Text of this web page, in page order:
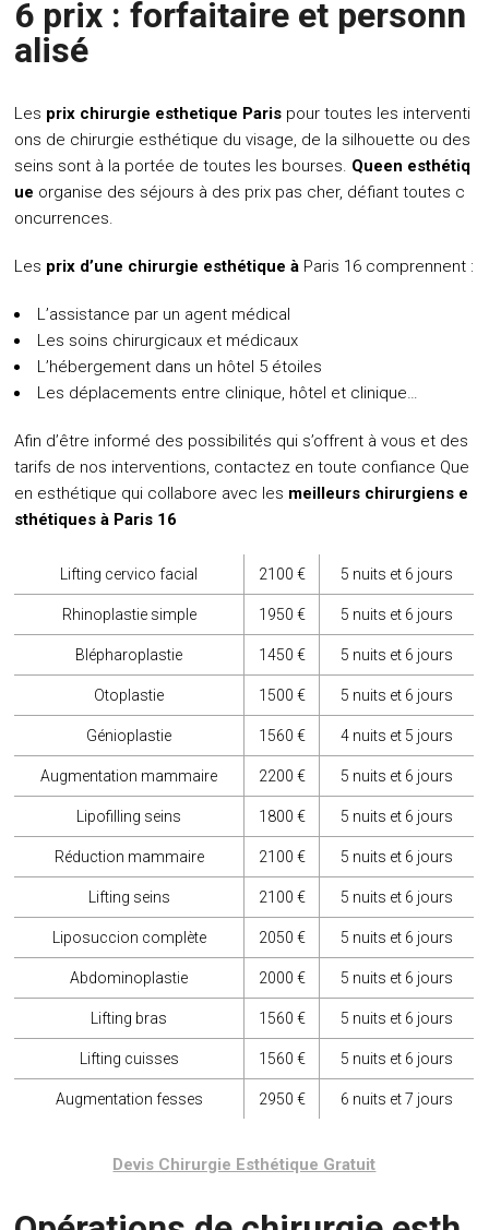
6 prix : forfaitaire et personn
alisé
Les prix chirurgie esthetique Paris pour toutes les interventi
ons de chirurgie esthétique du visage, de la silhouette ou des
seins sont à la portée de toutes les bourses. Queen esthétiq
ue organise des séjours à des prix pas cher, défiant toutes c
oncurrences.
Les prix d’une chirurgie esthétique à Paris 16 comprennent :
L’assistance par un agent médical
Les soins chirurgicaux et médicaux
L’hébergement dans un hôtel 5 étoiles
Les déplacements entre clinique, hôtel et clinique…
Afin d’être informé des possibilités qui s’offrent à vous et des
tarifs de nos interventions, contactez en toute confiance Que
en esthétique qui collabore avec les meilleurs chirurgiens e
sthétiques à Paris 16
Lifting cervico facial 2100 € 5 nuits et 6 jours
Rhinoplastie simple 1950 € 5 nuits et 6 jours
Blépharoplastie 1450 € 5 nuits et 6 jours
Otoplastie 1500 € 5 nuits et 6 jours
Génioplastie 1560 € 4 nuits et 5 jours
Augmentation mammaire 2200 € 5 nuits et 6 jours
Lipofilling seins 1800 € 5 nuits et 6 jours
Réduction mammaire 2100 € 5 nuits et 6 jours
Lifting seins 2100 € 5 nuits et 6 jours
Liposuccion complète 2050 € 5 nuits et 6 jours
Abdominoplastie 2000 € 5 nuits et 6 jours
Lifting bras 1560 € 5 nuits et 6 jours
Lifting cuisses 1560 € 5 nuits et 6 jours
Augmentation fesses 2950 € 6 nuits et 7 jours
Devis Chirurgie Esthétique Gratuit